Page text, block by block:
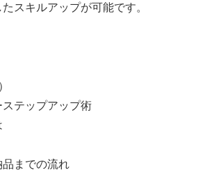
スキルアップが可能です。
テップアップ術
までの流れ